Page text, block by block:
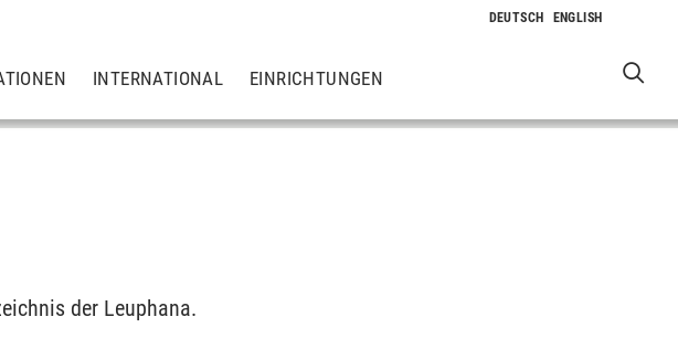
INTERNATIONAL EINRICHTUNGEN
der Leuphana.